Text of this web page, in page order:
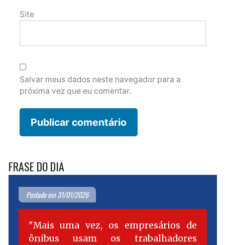
Site
Salvar meus dados neste navegador para a
próxima vez que eu comentar.
FRASE DO DIA
Postado em 31/01/2026
Mais uma vez, os empresários de
ônibus usam os trabalhadores